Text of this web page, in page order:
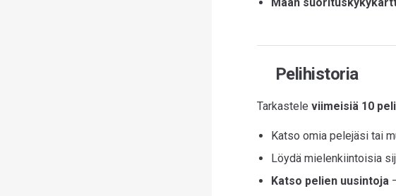
Pelihistoria
Tarkastele viimeisiä 10
Katso omia pelejäsi tai
Löydä mielenkiintoisia
Katso pelien uusintoja